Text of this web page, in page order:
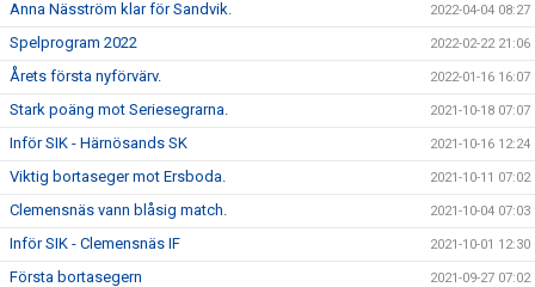
Anna Näsström klar för Sandvik. 2022-04-04 08:27
Spelprogram 2022 2022-02-22 21:06
Årets första nyförvärv. 2022-01-16 16:07
Stark poäng mot Seriesegrarna. 2021-10-18 07:07
Inför SIK - Härnösands SK 2021-10-16 12:24
Viktig bortaseger mot Ersboda. 2021-10-11 07:02
Clemensnäs vann blåsig match. 2021-10-04 07:03
Inför SIK - Clemensnäs IF 2021-10-01 12:30
Första bortasegern 2021-09-27 07:02